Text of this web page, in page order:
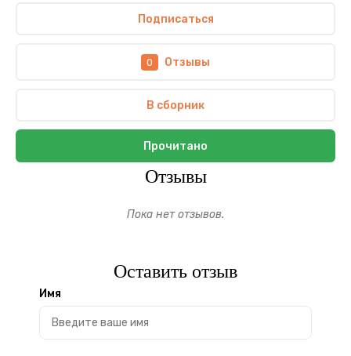
Подписаться
0 Отзывы
В сборник
Прочитано
Отзывы
Пока нет отзывов.
Оставить отзыв
Имя